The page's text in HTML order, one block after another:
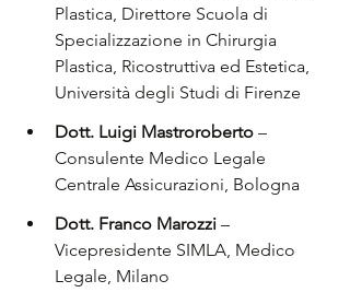
Plastica, Direttore Scuola di
Specializzazione in Chirurgia
Plastica, Ricostruttiva ed Estetica,
Università degli Studi di Firenze
Dott. Luigi Mastroroberto –
Consulente Medico Legale
Centrale Assicurazioni, Bologna
Dott. Franco Marozzi –
Vicepresidente SIMLA, Medico
Legale, Milano